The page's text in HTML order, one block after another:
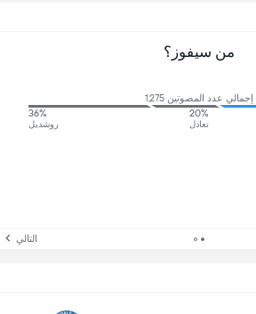
من سيفوز؟
إجمالي عدد المصوتين 1,275
20%
تعادل
36%
روشديل
التالي